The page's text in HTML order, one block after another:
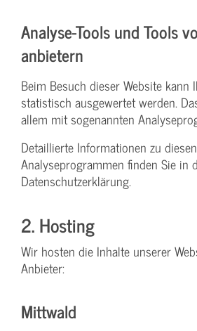
Analyse-Tools und Tools
anbietern
Beim Besuch dieser Website kann
statistisch ausgewertet werden.
allem mit sogenannten
Detaillierte Informationen zu diesen
Analyseprogrammen finden Sie in
Datenschutzerklärung.
2. Hosting
Wir hosten die Inhalte unserer
Anbieter:
Mittwald